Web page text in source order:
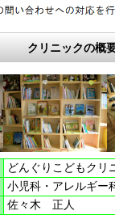
クリニックの概
どんぐりこどもクリ
小児科・アレルギー
佐々木 正人